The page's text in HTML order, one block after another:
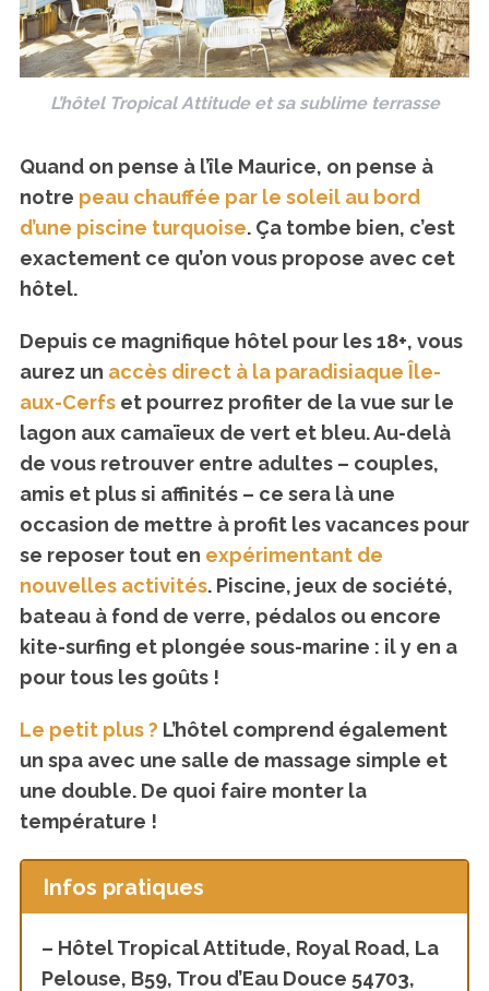
L’hôtel Tropical Attitude et sa sublime terrasse
Quand on pense à l’île Maurice, on pense à
notre peau chauffée par le soleil au bord
d’une piscine turquoise. Ça tombe bien, c’est
exactement ce qu’on vous propose avec cet
hôtel.
Depuis ce magnifique hôtel pour les 18+, vous
aurez un accès direct à la paradisiaque Île-
aux-Cerfset pourrez profiter de la vue sur le
lagon aux camaïeux de vert et bleu. Au-delà
de vous retrouver entre adultes – couples,
amis et plus si affinités – ce sera là une
occasion de mettre à profit les vacances pour
se reposer tout en expérimentant de
nouvelles activités. Piscine, jeux de société,
bateau à fond de verre, pédalos ou encore
kite-surfing et plongée sous-marine : il y en a
pour tous les goûts !
Le petit plus ? L’hôtel comprend également
un spa avec une salle de massage simple et
une double. De quoi faire monter la
température !
Infos pratiques
– Hôtel Tropical Attitude, Royal Road, La
Pelouse, B59, Trou d’Eau Douce 54703,